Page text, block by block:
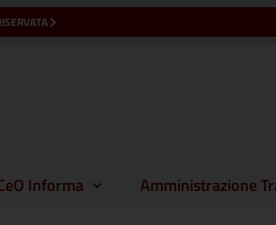
Informa Amministrazione